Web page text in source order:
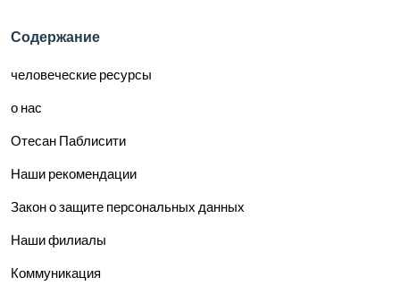
Содержание
человеческие ресурсы
о нас
Отесан Паблисити
Наши рекомендации
Закон о защите персональных данных
Наши филиалы
Коммуникация